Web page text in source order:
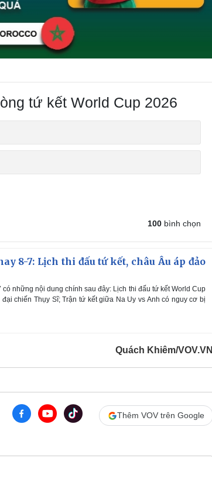
tứ kết World Cup 2026
100 bình chọn
8-7: Lịch thi đấu tứ kết, châu Âu áp đảo
những nội dung chính sau đây: Lịch thi đấu tứ kết World Cup
chiến Thụy Sĩ; Trận tứ kết giữa Na Uy vs Anh có nguy cơ bị
Quách Khiêm/VOV.VN
Thêm VOV trên Google